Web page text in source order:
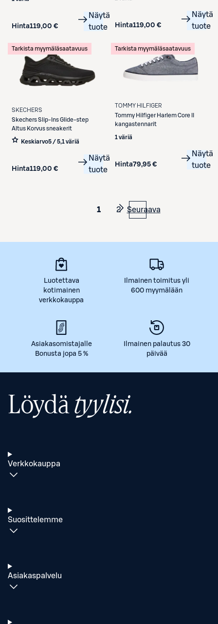
Hinta119,00 €
Näytä
tuote
Hinta119,00 €
Näytä
tuote
Tarkista myymäläsaatavuus
SKECHERS
SkechersSlip-Ins Glide-step
Altus Korvus sneakerit
Keskiarvo5 / 5,1 väriä
Hinta119,00 €
Näytä
tuote
Tarkista myymäläsaatavuus
TOMMY HILFIGER
Tommy Hilfiger Harlem Core II
kangastennarit
1 väriä
Hinta79,95 €
Näytä
tuote
1 2 Seuraava
Luotettava
kotimainen
verkkokauppa
Ilmainen toimitus yli
600 myymälään
Asiakasomistajalle
Bonusta jopa 5 %
Ilmainen palautus 30
päivää
Löydä tyylisi.
Verkkokauppa
Suosittelemme
Asiakaspalvelu